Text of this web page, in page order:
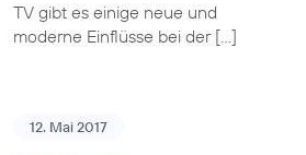
TV gibt es einige neue und
moderne Einflüsse bei der […]
12. Mai 2017